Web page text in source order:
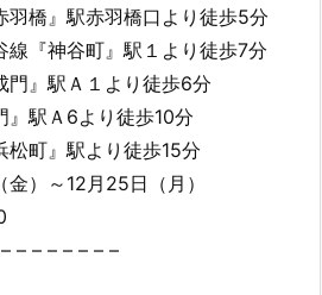
羽橋』駅赤羽橋口より徒歩5分
神谷町』駅１より徒歩7分
駅Ａ１より徒歩6分
Ａ6より徒歩10分
』駅より徒歩15分
）～12月25日（月）
– – – – – – –